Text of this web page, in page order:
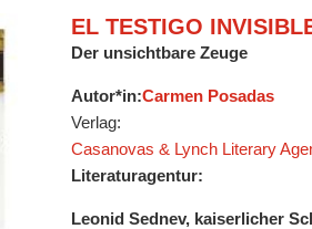
EL TESTIGO
Der unsichtbare Zeuge
Autor*in:Carmen Posadas
Verlag:
Casanovas & Lynch Literary
Literaturagentur:
Leonid Sednev, kaiserlicher